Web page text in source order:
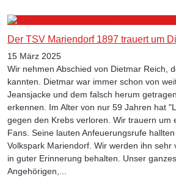
Der TSV Mariendorf 1897 trauert um
15 März 2025
Wir nehmen Abschied von Dietmar Reich,
kannten. Dietmar war immer schon von
Jeansjacke und dem falsch herum
erkennen. Im Alter von nur 59 Jahren hat
gegen den Krebs verloren. Wir trauern um
Fans. Seine lauten Anfeuerungsrufe
Volkspark Mariendorf. Wir werden ihn sehr
in guter Erinnerung behalten. Unser
Angehörigen,...